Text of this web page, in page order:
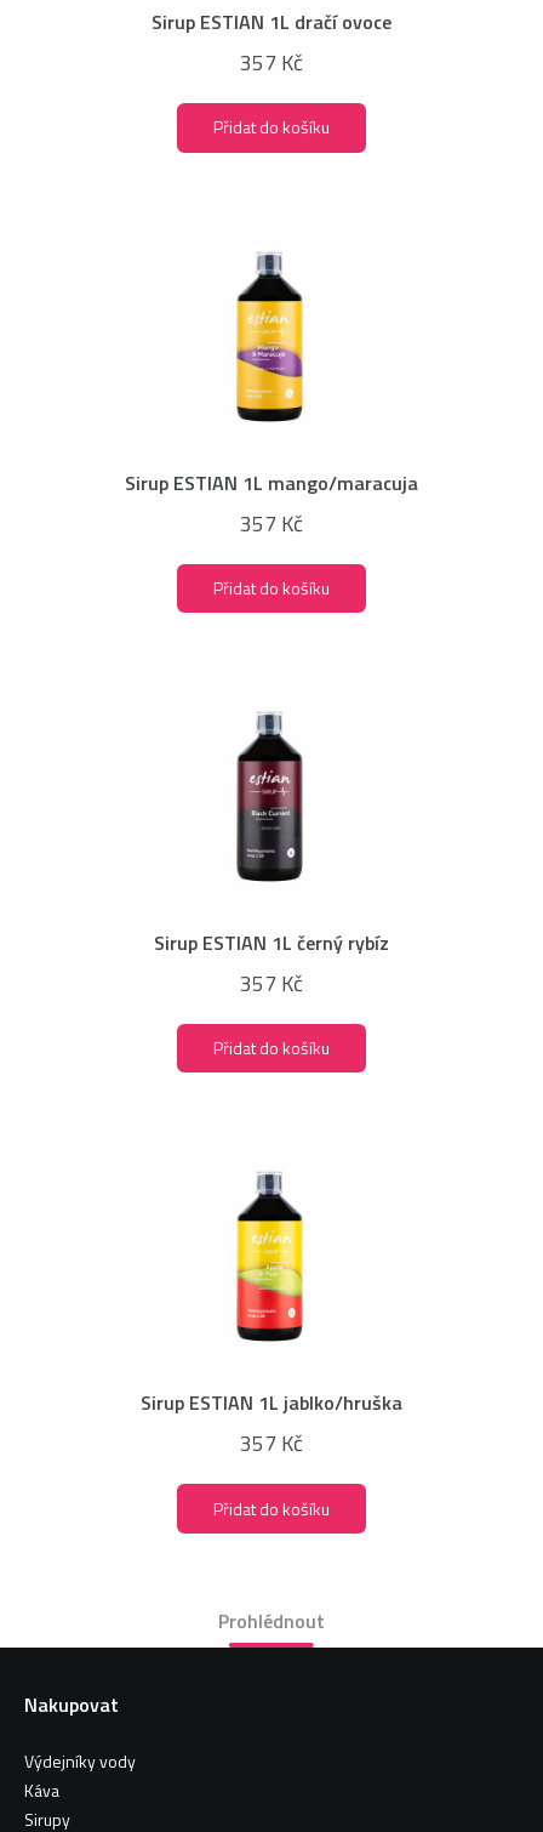
Sirup ESTIAN 1L dračí ovoce
357 Kč
Přidat do košíku
Sirup ESTIAN 1L mango/maracuja
357 Kč
Přidat do košíku
Sirup ESTIAN 1L černý rybíz
357 Kč
Přidat do košíku
Sirup ESTIAN 1L jablko/hruška
357 Kč
Přidat do košíku
Prohlédnout
Nakupovat
Výdejníky vody
Káva
Sirupy